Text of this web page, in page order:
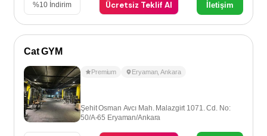
%10 İndirim Ücretsiz Teklif Al İletişim
Cat GYM
Premium Eryaman,Ankara
Şehit Osman Avcı Mah. Malazgirt 1071. Cd. No:
50/A-65 Eryaman/Ankara